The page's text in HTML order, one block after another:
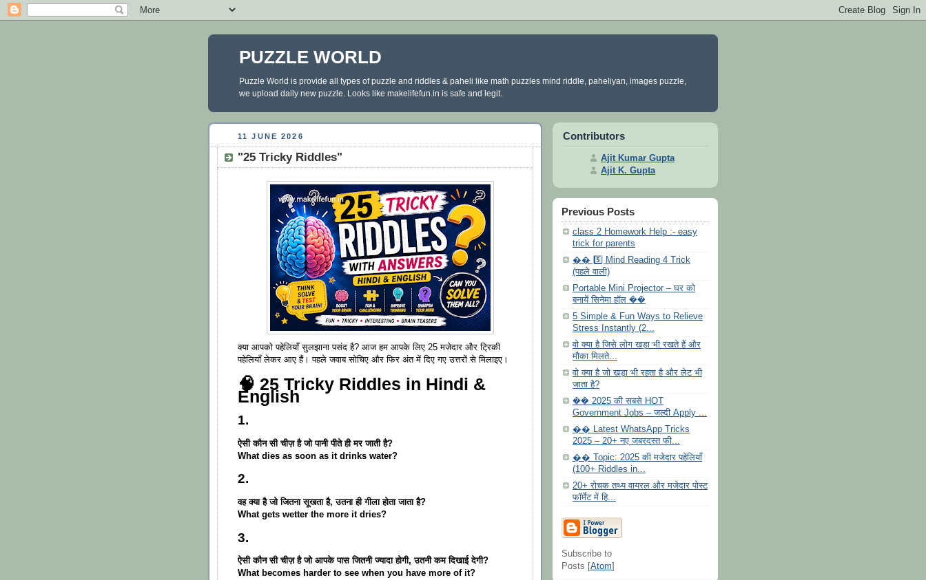
PUZZLE WORLD
Puzzle World is provide all types of puzzle and riddles & paheli like math puzzles mind riddle, paheliyan, images puzzle,
we upload daily new puzzle. Looks like makelifefun.in is safe and legit.
11 JUNE 2026
"25 Tricky Riddles"
क्या आपको पहेलियाँ सुलझाना पसंद है? आज हम आपके लिए 25 मजेदार और ट्रिकी
पहेलियाँ लेकर आए हैं। पहले जवाब सोचिए और फिर अंत में दिए गए उत्तरों से मिलाइए।
🧠 25 Tricky Riddles in Hindi &
English
1.
ऐसी कौन सी चीज़ है जो पानी पीते ही मर जाती है?
What dies as soon as it drinks water?
2.
वह क्या है जो जितना सूखता है, उतना ही गीला होता जाता है?
What gets wetter the more it dries?
3.
ऐसी कौन सी चीज़ है जो आपके पास जितनी ज्यादा होगी, उतनी कम दिखाई देगी?
What becomes harder to see when you have more of it?
Contributors
Ajit Kumar Gupta
Ajit K. Gupta
Previous Posts
class 2 Homework Help :- easy
trick for parents
�� 5️⃣ Mind Reading 4 Trick
(पहले वाली)
Portable Mini Projector – घर को
बनायें सिनेमा हॉल ��
5 Simple & Fun Ways to Relieve
Stress Instantly (2...
वो क्या है जिसे लोग खड़ा भी रखते हैं और
मौका मिलते...
वो क्या है जो खड़ा भी रहता है और लेट भी
जाता है?
�� 2025 की सबसे HOT
Government Jobs – जल्दी Apply ...
�� Latest WhatsApp Tricks
2025 – 20+ नए जबरदस्त फी...
�� Topic: 2025 की मजेदार पहेलियाँ
(100+ Riddles in...
20+ रोचक तथ्य वायरल और मजेदार पोस्ट
फॉर्मेट में हि...
Subscribe to
Posts [Atom]